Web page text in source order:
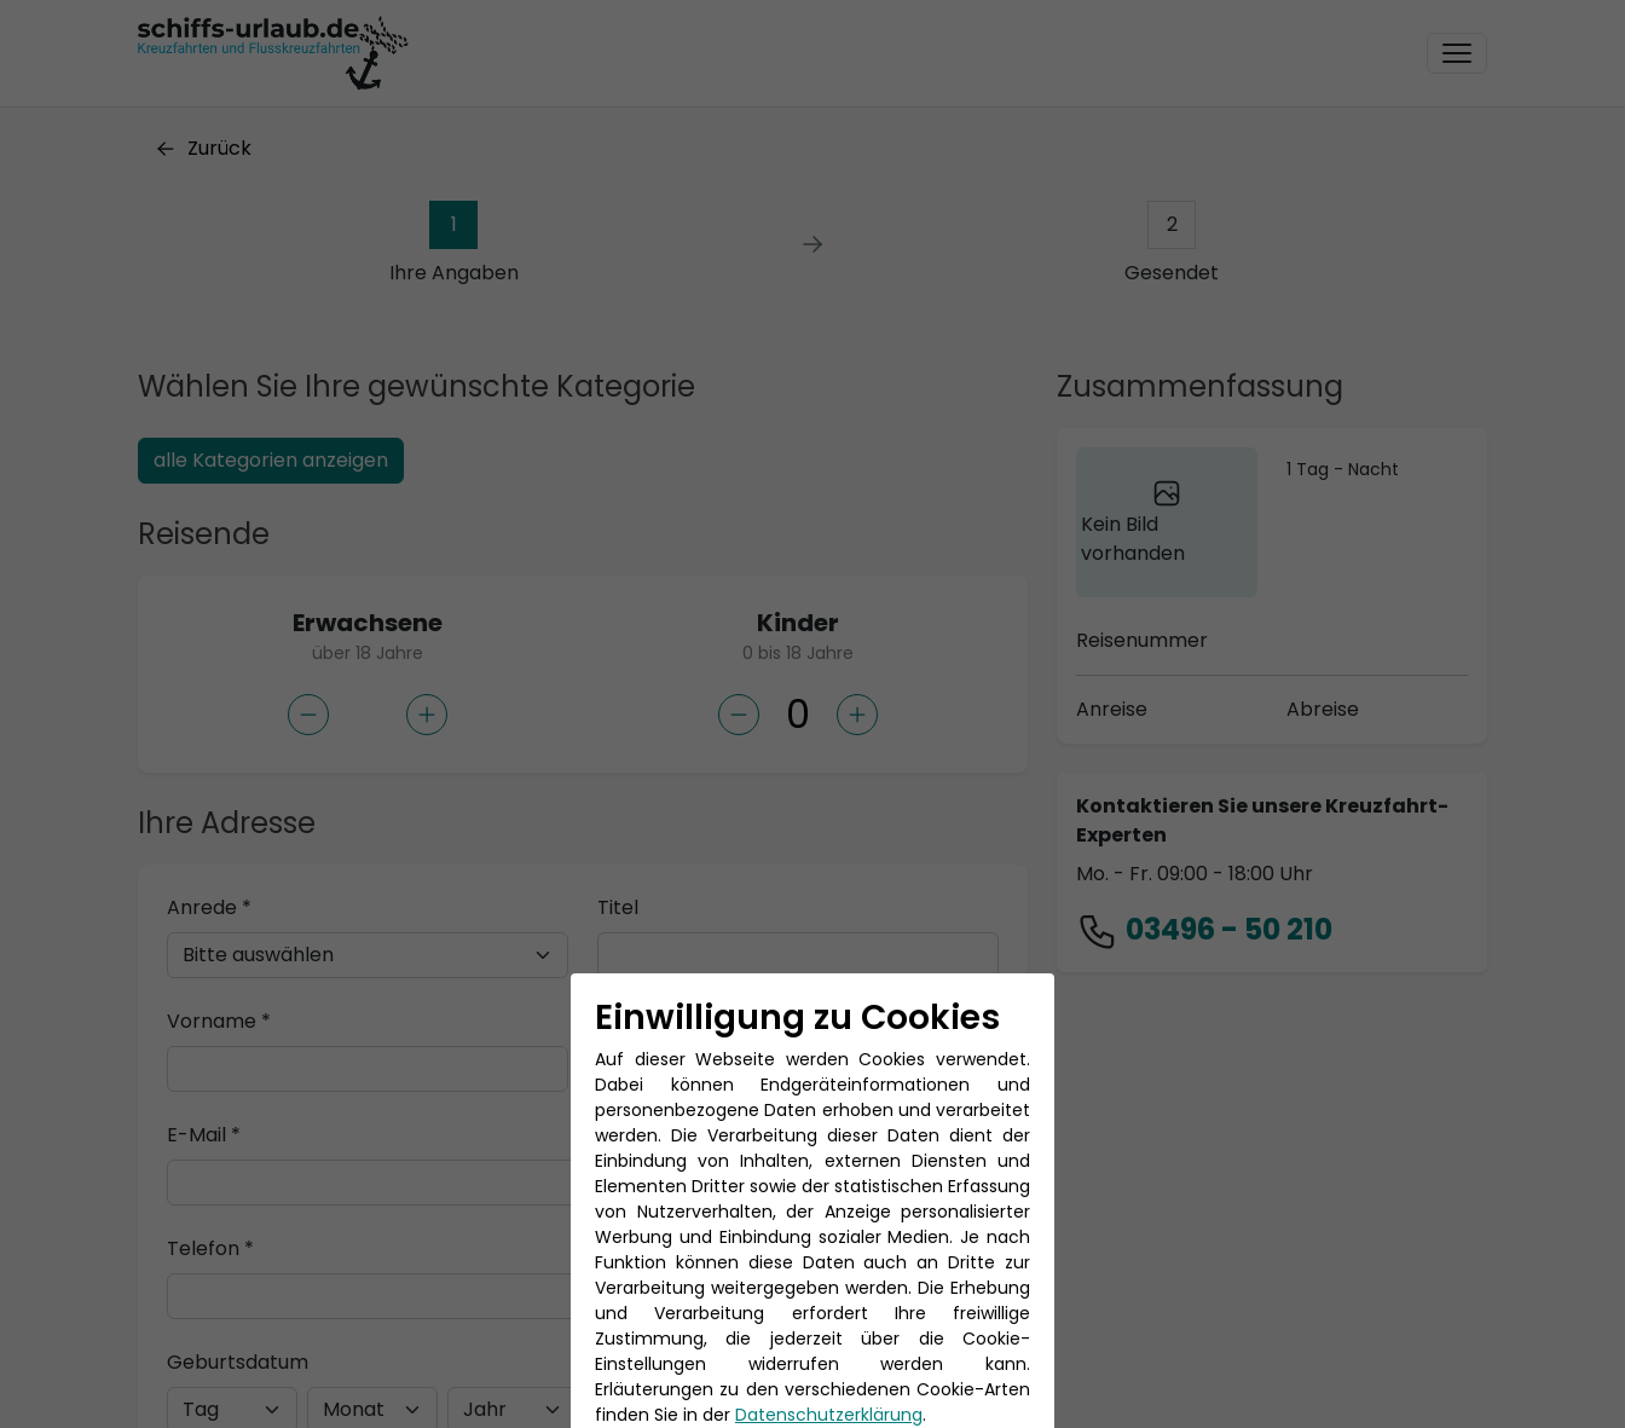
Zurück
1
Ihre Angaben
2
Gesendet
Zusammenfassung
Kein Bild
vorhanden
1 Tag - Nacht
Reisenummer
Anreise Abreise
Kontaktieren Sie unsere Kreuzfahrt-
Experten
Mo. - Fr. 09:00 - 18:00 Uhr
03496 - 50 210
Wählen Sie Ihre gewünschte Kategorie
alle Kategorien anzeigen
Reisende
Erwachsene
über 18 Jahre
Kinder
0 bis 18 Jahre
Ihre Adresse
Anrede * Titel
Vorname * Nachname *
E-Mail *
Telefon *
Geburtsdatum
Einwilligung zu Cookies
Auf dieser Webseite werden Cookies verwendet.
Dabei können Endgeräteinformationen und
personenbezogene Daten erhoben und verarbeitet
werden. Die Verarbeitung dieser Daten dient der
Einbindung von Inhalten, externen Diensten und
Elementen Dritter sowie der statistischen Erfassung
von Nutzerverhalten, der Anzeige personalisierter
Werbung und Einbindung sozialer Medien. Je nach
Funktion können diese Daten auch an Dritte zur
Verarbeitung weitergegeben werden. Die Erhebung
und Verarbeitung erfordert Ihre freiwillige
Zustimmung, die jederzeit über die Cookie-
Einstellungen widerrufen werden kann.
Erläuterungen zu den verschiedenen Cookie-Arten
finden Sie in der Datenschutzerklärung.